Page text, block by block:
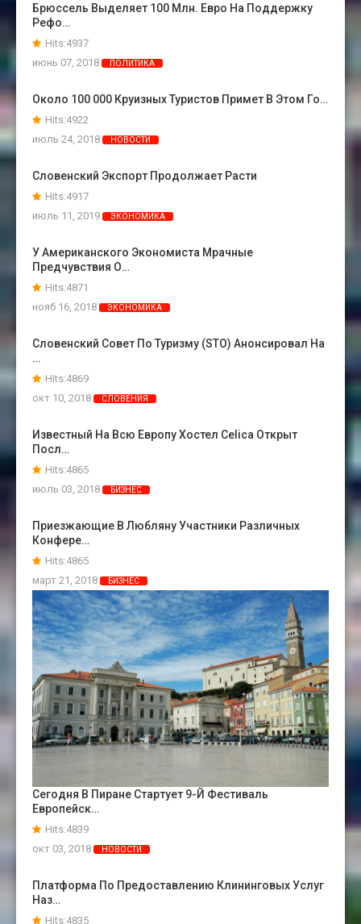
Брюссель Выделяет 100 Млн. Евро На Поддержку
Рефо…
Hits:4937
июнь 07, 2018
ПОЛИТИКА
Около 100 000 Круизных Туристов Примет В Этом Го…
Hits:4922
июль 24, 2018
НОВОСТИ
Словенский Экспорт Продолжает Расти
Hits:4917
июль 11, 2019
ЭКОНОМИКА
У Американского Экономиста Мрачные
Предчувствия О…
Hits:4871
нояб 16, 2018
ЭКОНОМИКА
Словенский Совет По Туризму (STO) Анонсировал На
…
Hits:4869
окт 10, 2018
СЛОВЕНИЯ
Известный На Всю Европу Хостел Celica Открыт
Посл…
Hits:4865
июль 03, 2018
БИЗНЕС
Приезжающие В Любляну Участники Различных
Конфере…
Hits:4865
март 21, 2018
БИЗНЕС
Сегодня В Пиране Стартует 9-Й Фестиваль
Европейск…
Hits:4839
окт 03, 2018
НОВОСТИ
Платформа По Предоставлению Клининговых Услуг
Наз…
Hits:4835